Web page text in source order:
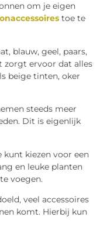
om je eigen
toe te
blauw, geel, paars,
zorgt ervoor dat alles
beige tinten, oker
steeds meer
Dit is eigenlijk
kunt kiezen voor een
en leuke planten
voegen.
veel accessoires
komt. Hierbij kun